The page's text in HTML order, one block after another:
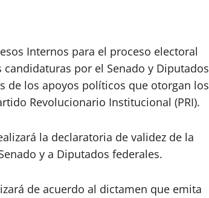
Internos para el proceso electoral
por el Senado y Diputados
de los apoyos políticos que otorgan los
Revolucionario Institucional (PRI).
la declaratoria de validez de la
y a Diputados federales.
de acuerdo al dictamen que emita